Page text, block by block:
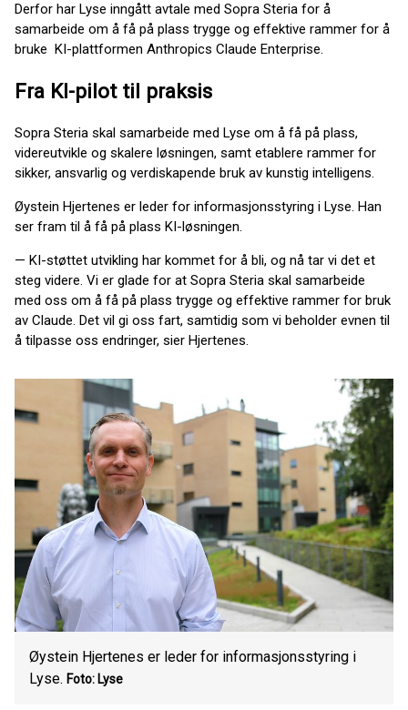
Derfor har Lyse inngått avtale med Sopra Steria for å
samarbeide om å få på plass trygge og effektive rammer for å
bruke KI-plattformen Anthropics Claude Enterprise.
Fra KI-pilot til praksis
Sopra Steria skal samarbeide med Lyse om å få på plass,
videreutvikle og skalere løsningen, samt etablere rammer for
sikker, ansvarlig og verdiskapende bruk av kunstig intelligens.
Øystein Hjertenes er leder for informasjonsstyring i Lyse. Han
ser fram til å få på plass KI-løsningen.
— KI-støttet utvikling har kommet for å bli, og nå tar vi det et
steg videre. Vi er glade for at Sopra Steria skal samarbeide
med oss om å få på plass trygge og effektive rammer for bruk
av Claude. Det vil gi oss fart, samtidig som vi beholder evnen til
å tilpasse oss endringer, sier Hjertenes.
Øystein Hjertenes er leder for informasjonsstyring i
Lyse. Foto: Lyse